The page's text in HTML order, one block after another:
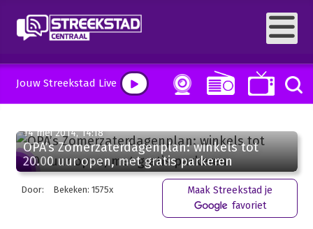
Jouw Streekstad Live
14 mei 2014, 14:18
OPA’s Zomerzaterdagenplan: winkels tot
20.00 uur open, met gratis parkeren
Door: Bekeken: 1575x
Maak Streekstad je
favoriet